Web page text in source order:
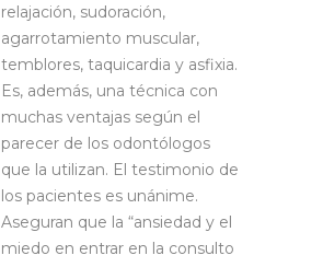
relajación, sudoración,
agarrotamiento muscular,
temblores, taquicardia y asfixia.
Es, además, una técnica con
muchas ventajas según el
parecer de los odontólogos
que la utilizan. El testimonio de
los pacientes es unánime.
Aseguran que la “ansiedad y el
miedo en entrar en la consulto